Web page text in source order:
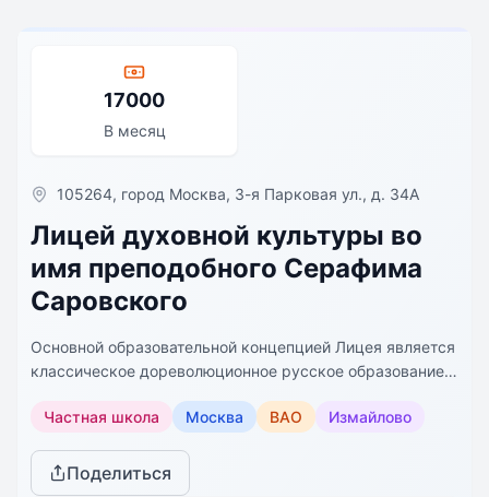
17000
В месяц
105264, город Москва, 3-я Парковая ул., д. 34А
Лицей духовной культуры во
имя преподобного Серафима
Саровского
Основной образовательной концепцией Лицея является
классическое дореволюционное русское образование,
современной школы учебными дисциплинами,
латинский и французский языки.
Частная школа Москва ВАО Измайлово
Поделиться